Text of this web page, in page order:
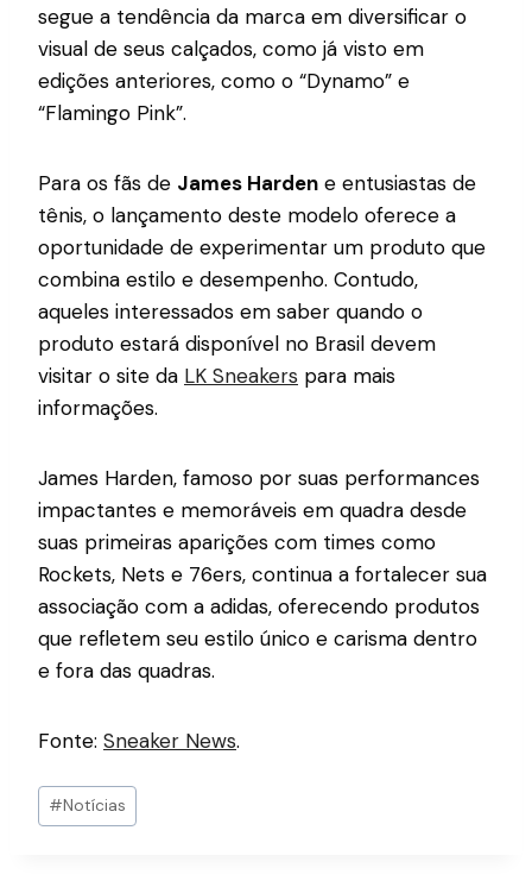
segue a tendência da marca em diversificar o
visual de seus calçados, como já visto em
edições anteriores, como o “Dynamo” e
“Flamingo Pink”.
Para os fãs de James Harden e entusiastas de
tênis, o lançamento deste modelo oferece a
oportunidade de experimentar um produto que
combina estilo e desempenho. Contudo,
aqueles interessados em saber quando o
produto estará disponível no Brasil devem
visitar o site da LK Sneakers para mais
informações.
James Harden, famoso por suas performances
impactantes e memoráveis em quadra desde
suas primeiras aparições com times como
Rockets, Nets e 76ers, continua a fortalecer sua
associação com a adidas, oferecendo produtos
que refletem seu estilo único e carisma dentro
e fora das quadras.
Fonte: Sneaker News.
#Notícias